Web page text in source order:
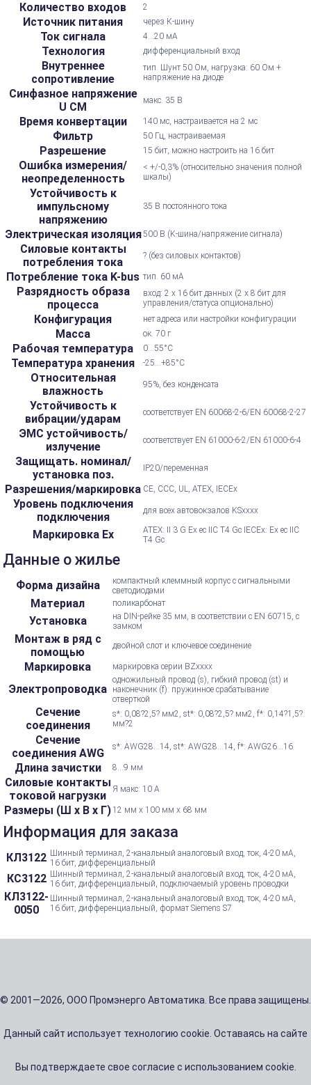
Количество входов 2
Источник питания через К-шину
Ток сигнала 4...20 мА
Технология дифференциальный вход
Внутреннее
сопротивление
тип. Шунт 50 Ом, нагрузка: 60 Ом +
напряжение на диоде
Синфазное напряжение
U CM
макс. 35 В
Время конвертации 140 мс, настраивается на 2 мс
Фильтр 50 Гц, настраиваемая
Разрешение 15 бит, можно настроить на 16 бит
Ошибка измерения/
неопределенность
< +/-0,3% (относительно значения полной
шкалы)
Устойчивость к
импульсному
напряжению
35 В постоянного тока
Электрическая изоляция500 В (K-шина/напряжение сигнала)
Силовые контакты
потребления тока
? (без силовых контактов)
Потребление тока K-bus тип. 60 мА
Разрядность образа
процесса
вход: 2 x 16 бит данных (2 x 8 бит для
управления/статуса опционально)
Конфигурация нет адреса или настройки конфигурации
Масса ок. 70 г
Рабочая температура 0...55°С
Температура хранения -25...+85°С
Относительная
влажность
95%, без конденсата
Устойчивость к
вибрации/ударам
соответствует EN 60068-2-6/EN 60068-2-27
ЭМС устойчивость/
излучение
соответствует EN 61000-6-2/EN 61000-6-4
Защищать. номинал/
установка поз.
IP20/переменная
Разрешения/маркировка CE, CCC, UL, ATEX, IECEx
Уровень подключения
подключения
для всех автовокзалов KSxxxx
Маркировка Ex
ATEX: II 3 G Ex ec IIC T4 Gc IECEx: Ex ec IIC
T4 Gc
Данные о жилье
Форма дизайна
компактный клеммный корпус с сигнальными
светодиодами
Материал поликарбонат
Установка
на DIN-рейке 35 мм, в соответствии с EN 60715, с
замком
Монтаж в ряд с
помощью
двойной слот и ключевое соединение
Маркировка маркировка серии BZxxxx
Электропроводка
одножильный провод (s), гибкий провод (st) и
наконечник (f): пружинное срабатывание
отверткой
Сечение
соединения
s*: 0,08?2,5? мм2, st*: 0,08?2,5? мм2, f*: 0,14?1,5?
мм?2
Сечение
соединения AWG
s*: AWG28...14, st*: AWG28...14, f*: AWG26...16
Длина зачистки 8...9 мм
Силовые контакты
токовой нагрузки
Я макс: 10 А
Размеры (Ш х В х Г)12 мм x 100 мм x 68 мм
Информация для заказа
КЛ3122 Шинный терминал, 2-канальный аналоговый вход, ток, 4-20 мА,
16 бит, дифференциальный
КС3122 Шинный терминал, 2-канальный аналоговый вход, ток, 4-20 мА,
16 бит, дифференциальный, подключаемый уровень проводки
КЛ3122-
0050
Шинный терминал, 2-канальный аналоговый вход, ток, 4-20 мА,
16 бит, дифференциальный, формат Siemens S7
© 2001—2026, ООО Промэнерго Автоматика. Все права защищены.
Данный сайт использует технологию cookie. Оставаясь на сайте
Вы подтверждаете свое согласие с использованием cookie.